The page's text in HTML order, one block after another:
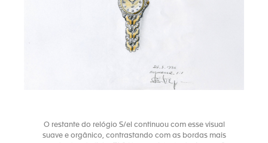
O restante do relógio S/el continuou com esse visual
suave e orgânico, contrastando com as bordas mais